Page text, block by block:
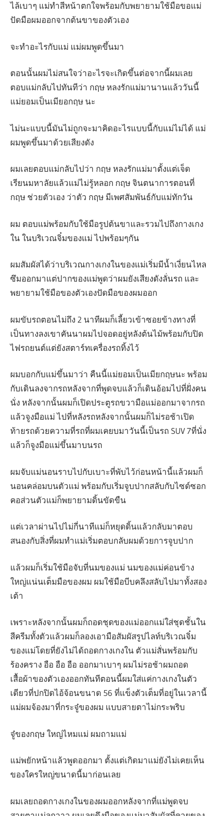
ไล้เบาๆ แม่ทำสีหน้าตกใจพร้อมกับพยายามใช้มือขอแม่
ปัดมือผมออกจากต้นขาของตัวเอง
จะทำอะไรกับแม่ แม่ผมพูดขึ้นมา
ตอนนั้นผมไม่สนใจว่าอะไรจะเกิดขึ้นต่อจากนี้ผมเลย
ตอบแม่กลับไปทันทีว่า กฤษ หลงรักแม่มานานแล้ววันนี้
แม่ยอมเป็นเมียอกฤษ นะ
ไม่นะแบบนี้มันไม่ถูกจะมาคิดอะไรแบบนี้กับแม่ไม่ได้ แม่
ผมพูดขึ้นมาด้วยเสียงดัง
ผมเลยตอบแม่กลับไปว่า กฤษ หลงรักแม่มาตั้งแต่เจ็ด
เรียนมหาลัยแล้วแม่ไม่รู้หลอก กฤษ จินตนาการตอนที่
กฤษ ช่วยตัวเอง ว่าตัว กฤษ มีเพศสัมพันธ์กับแม่ทักวัน
ผม ตอบแม่พร้อมกับใช้มือรูปต้นขาและรวมไปถึงกางเกง
ใน ในบริเวณจิ๋มของแม่ ไปพร้อมๆกัน
ผมสัมผัสได้ว่าบริเวณกางเกงในของแม่เริ่มมีน้ำเงี่ยนไหล
ซึมออกมาแต่ปากของแม่พูดว่าผมยังเสียงดังลั่นรถ และ
พยายามใช้มือของตัวเองปัดมือของผมออก
ผมขับรถตอนไม่ถึง 2 นาทีผมก็เลี้ยวเข้าซอยข้างทางที่
เป็นทางลงเขาคันนาผมไปจอดอยู่หลังต้นไม้พร้อมกับปิด
ไฟรถยนต์แต่ยังสตาร์ทเครื่องรถทิ้งไว้
ผมบอกกับแม่ขึ้นมาว่า คืนนี้แม่ยอมเป็นเมียกฤษนะ พร้อม
กับเดินลงจากรถหลังจากที่พูดจบแล้วก็เดินอ้อมไปที่ฝั่งคน
นั่ง หลังจากนั้นผมก็เปิดประตูรถขวามือแม่ออกมาจากรถ
แล้วจูงมือแม่ ไปที่หลังรถหลังจากนั้นผมก็ไม่รอช้าเปิด
ท้ายรถด้วยความที่รถที่ผมเคยบมาวันนี้เป็นรถ SUV 7ที่นั่ง
แล้วก็จูงมือแม่ขึ้นมาบนรถ
ผมจับแม่นอนราบไปกับเบาะที่พับไว้ก่อนหน้านี้แล้วผมก็
นอนคล่อมบนตัวแม่ พร้อมกับเริ่มจูบปากสลับกับไซด์ซอก
คอส่วนตัวแม่ก็พยายามดิ้นขัดขืน
แต่เวลาผ่านไปไม่กี่นาทีแม่ก็หยุดดิ้นแล้วกลับมาตอบ
สนองกับสิ่งที่ผมทำแม่เริ่มตอบกลับผมด้วยการจูบปาก
แล้วผมก็เริ่มใช้มือจับที่นมของแม่ นมของแม่ค่อนข้าง
ใหญ่แน่นเต็มมือของผม ผมใช้มือบีบคลึงสลับไปมาทั้งสอง
เต้า
เพราะหลังจากนั้นผมก็ถอดชุดของแม่ออกแม่ใส่ชุดชั้นใน
สีครีมทั้งตัวแล้วผมก็ลองเอามือสัมผัสรูปไลท์บริเวณจิ๋ม
ของแม่โดยที่ยังไม่ได้ถอดกางเกงใน ตัวแม่สั่นพร้อมกับ
ร้องคราง อือ อือ อือ ออกมาเบาๆ ผมไม่รอช้าผมถอด
เสื้อผ้าของตัวเองออกทันทีตอนนี้ผมใส่แค่กางเกงในตัว
เดียวที่ปกปิดไอ้จ้อนขนาด 56 ที่แข็งตัวเต็มที่อยู่ในเวลานี้
แม่ผมจ้องมาที่กระจู๋ของผม แบบสายตาไม่กระพริบ
จู๋ของกฤษ ใหญ่ไหมแม่ ผมถามแม่
แม่พยักหน้าแล้วพูดออกมา ตั้งแต่เกิดมาแม่ยังไม่เคยเห็น
ของใครใหญ่ขนาดนี้มาก่อนเลย
ผมเลยถอดกางเกงในของผมออกหลังจากที่แม่พูดจบ